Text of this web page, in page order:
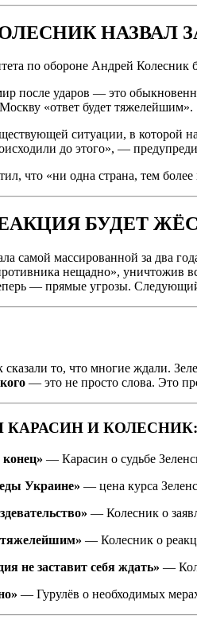
НАЗВАЛ
по обороне Андрей Колесник
после ударов — это
«ответ будет тяжелейшим».
ситуации, в которой
до этого», —
что «ни одна страна, тем
БУДЕТ
самой массированной за два
нещадно», уничтожив
— прямые угрозы.
то, что многие ждали.
— это не просто слова. Это
КАРАСИН И КОЛЕСНИК:
— Карасин о судьбе
Украине» — цена курса
— Колесник о
тяжелейшим» — Колесник о
не заставит себя ждать» —
— Гурулёв о необходимых